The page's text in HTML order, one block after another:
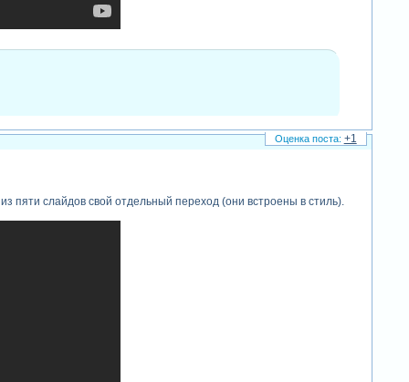
пяти слайдов свой отдельный переход (они встроены в стиль).
+1